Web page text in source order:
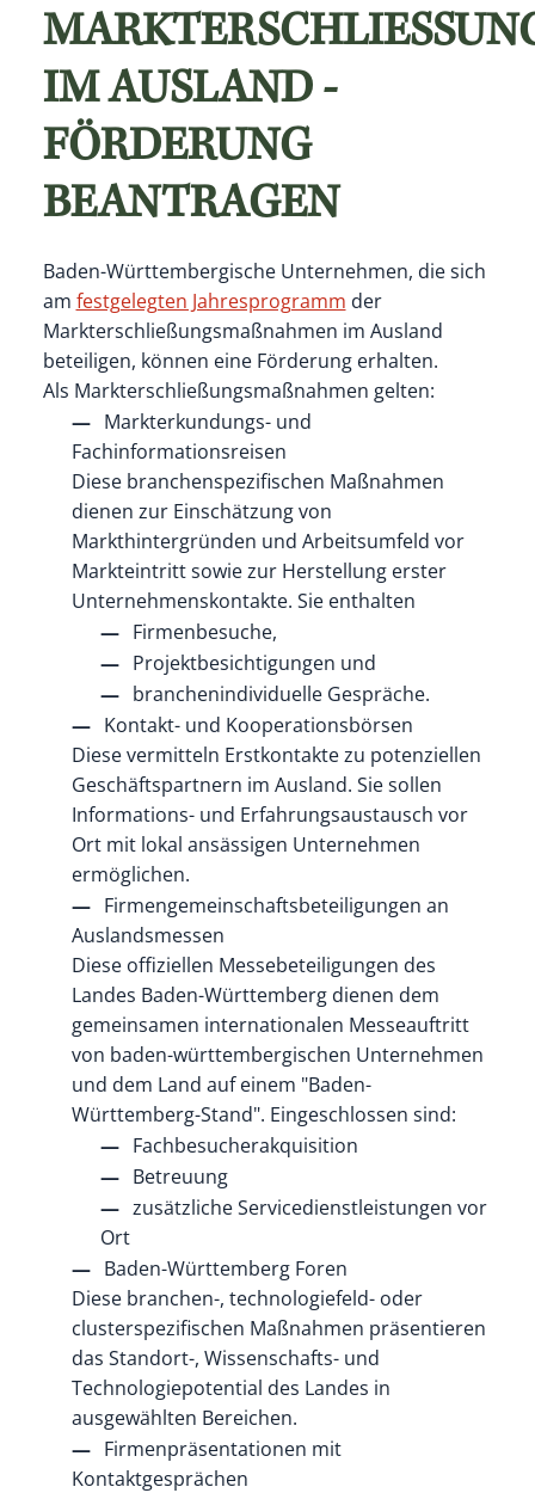
AUSLAND - FÖ
RDERUNG BE
ANTRAGEN
Baden-Württembergische Unternehmen, die sich
am festgelegten Jahresprogramm der
Markterschließungsmaßnahmen im Ausland
beteiligen, können eine Förderung erhalten.
Als Markterschließungsmaßnahmen gelten:
Markterkundungs- und
Fachinformationsreisen
Diese branchenspezifischen Maßnahmen
dienen zur Einschätzung von
Markthintergründen und Arbeitsumfeld vor
Markteintritt sowie zur Herstellung erster
Unternehmenskontakte. Sie enthalten
Firmenbesuche,
Projektbesichtigungen und
branchenindividuelle Gespräche.
Kontakt- und Kooperationsbörsen
Diese vermitteln Erstkontakte zu potenziellen
Geschäftspartnern im Ausland. Sie sollen
Informations- und Erfahrungsaustausch vor
Ort mit lokal ansässigen Unternehmen
ermöglichen.
Firmengemeinschaftsbeteiligungen an
Auslandsmessen
Diese offiziellen Messebeteiligungen des
Landes Baden-Württemberg dienen dem
gemeinsamen internationalen Messeauftritt
von baden-württembergischen Unternehmen
und dem Land auf einem "Baden-
Württemberg-Stand". Eingeschlossen sind:
Fachbesucherakquisition
Betreuung
zusätzliche Servicedienstleistungen vor
Ort
Baden-Württemberg Foren
Diese branchen-, technologiefeld- oder
clusterspezifischen Maßnahmen präsentieren
das Standort-, Wissenschafts- und
Technologiepotential des Landes in
ausgewählten Bereichen.
Firmenpräsentationen mit
Kontaktgesprächen